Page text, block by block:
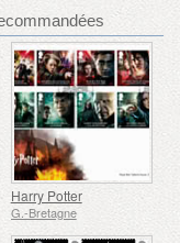
Harry Potter
G.-Bretagne